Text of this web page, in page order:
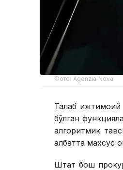
Фото: Agenzia Nova
Талаб ижтимоий
бўлган
алгоритмик
албатта махсус
Штат бош